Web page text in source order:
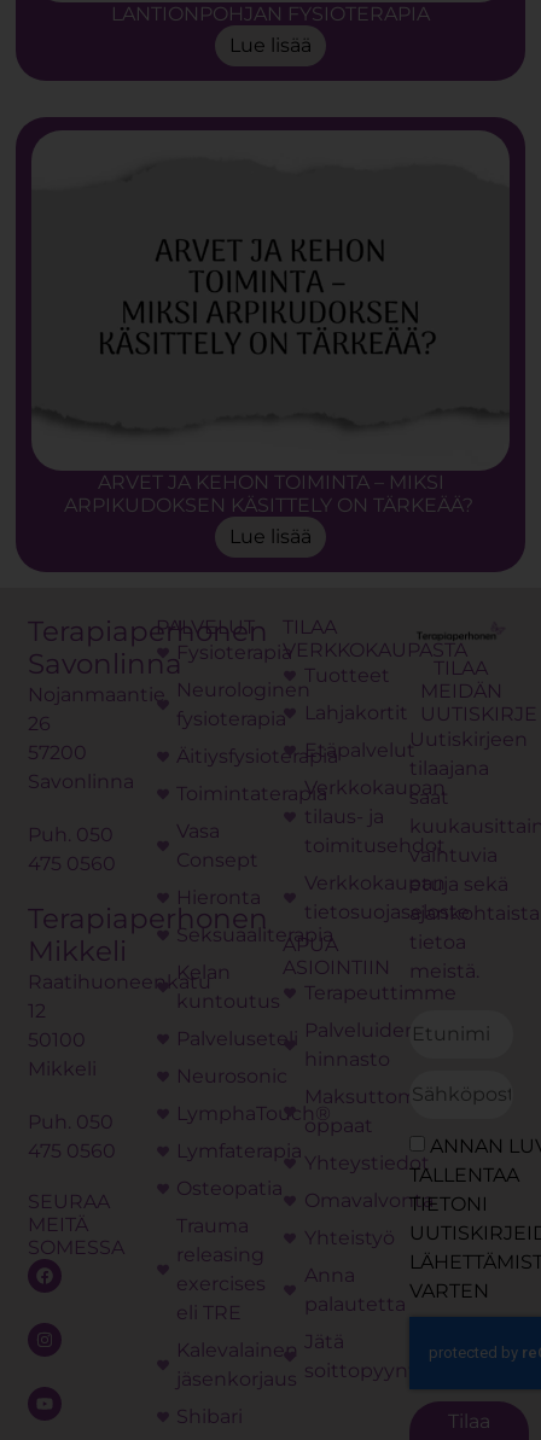
LANTIONPOHJAN FYSIOTERAPIA
Lue lisää
ARVET JA KEHON TOIMINTA – MIKSI
ARPIKUDOKSEN KÄSITTELY ON TÄRKEÄÄ?
Lue lisää
Terapiaperhonen
Savonlinna
Nojanmaantie
26
57200
Savonlinna
Puh. 050
475 0560
Terapiaperhonen
Mikkeli
Raatihuoneenkatu
12
50100
Mikkeli
Puh. 050
475 0560
SEURAA
MEITÄ
SOMESSA
PALVELUT
Fysioterapia
Neurologinen
fysioterapia
Äitiysfysioterapia
Toimintaterapia
Vasa
Consept
Hieronta
Seksuaaliterapia
Kelan
kuntoutus
Palveluseteli
Neurosonic
LymphaTouch®
Lymfaterapia
Osteopatia
Trauma
releasing
exercises
eli TRE
Kalevalainen
jäsenkorjaus
Shibari
TILAA
VERKKOKAUPASTA
Tuotteet
Lahjakortit
Etäpalvelut
Verkkokaupan
tilaus- ja
toimitusehdot
Verkkokaupan
tietosuojaseloste
APUA
ASIOINTIIN
Terapeuttimme
Palveluiden
hinnasto
Maksuttomat
oppaat
Yhteystiedot
Omavalvonta
Yhteistyö
Anna
palautetta
Jätä
soittopyyntö
TILAA
MEIDÄN
UUTISKIRJE
Uutiskirjeen
tilaajana
saat
vaihtuvia
etuja sekä
ajankohtaista
tietoa
meistä.
ANNAN
TALLENTAA
TIETONI
VARTEN
Tilaa